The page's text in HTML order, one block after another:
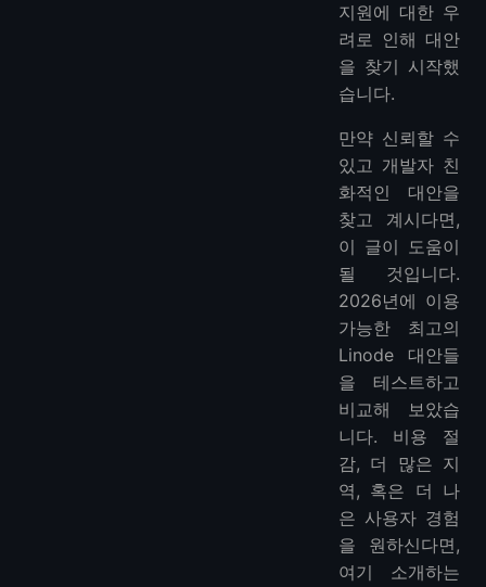
지원에 대한 우
려로 인해 대안
을 찾기 시작했
습니다.
만약 신뢰할 수
있고 개발자 친
화적인 대안을
찾고 계시다면,
이 글이 도움이
될 것입니다.
2026년에 이용
가능한 최고의
Linode 대안들
을 테스트하고
비교해 보았습
니다. 비용 절
감, 더 많은 지
역, 혹은 더 나
은 사용자 경험
을 원하신다면,
여기 소개하는